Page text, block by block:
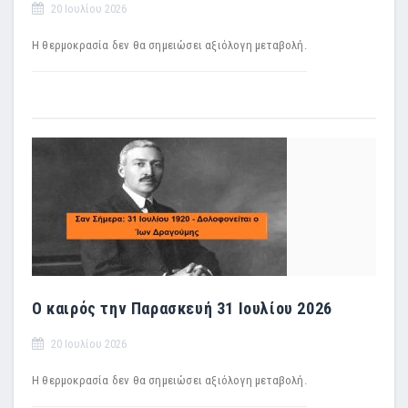
20 Ιουλίου 2026
Η θερμοκρασία δεν θα σημειώσει αξιόλογη μεταβολή.
Ο καιρός την Παρασκευή 31 Ιουλίου 2026
20 Ιουλίου 2026
Η θερμοκρασία δεν θα σημειώσει αξιόλογη μεταβολή.